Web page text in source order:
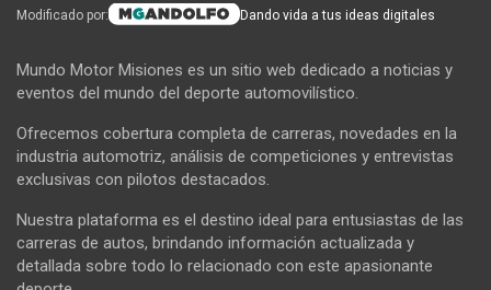
Modificado por: Dando vida a tus ideas digitales
Mundo Motor Misiones es un sitio web dedicado a noticias y
eventos del mundo del deporte automovilístico.
Ofrecemos cobertura completa de carreras, novedades en la
industria automotriz, análisis de competiciones y entrevistas
exclusivas con pilotos destacados.
Nuestra plataforma es el destino ideal para entusiastas de las
carreras de autos, brindando información actualizada y
detallada sobre todo lo relacionado con este apasionante